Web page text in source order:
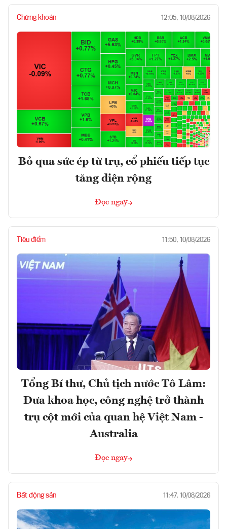
Chứng khoán 12:05, 10/08/2026
Bỏ qua sức ép từ trụ, cổ phiếu tiếp tục
tăng diện rộng
Đọc ngay
Tiêu điểm 11:50, 10/08/2026
Tổng Bí thư, Chủ tịch nước Tô Lâm:
Đưa khoa học, công nghệ trở thành
trụ cột mới của quan hệ Việt Nam -
Australia
Đọc ngay
Bất động sản 11:47, 10/08/2026